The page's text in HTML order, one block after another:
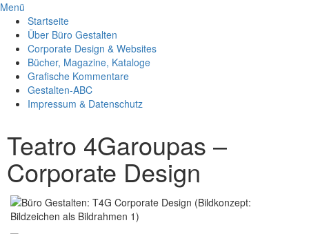
Menü
Startseite
Über Büro Gestalten
Corporate Design & Websites
Bücher, Magazine, Kataloge
Grafische Kommentare
Gestalten-ABC
Impressum & Datenschutz
Teatro 4Garoupas –
Corporate Design